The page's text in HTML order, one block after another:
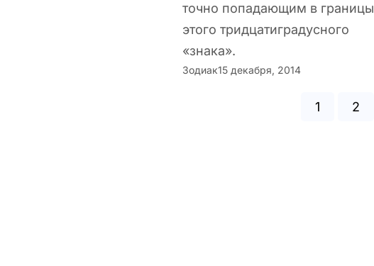
точно попадающим в границы
этого тридцатиградусного
«знака».
Зодиак15 декабря, 2014
1 2